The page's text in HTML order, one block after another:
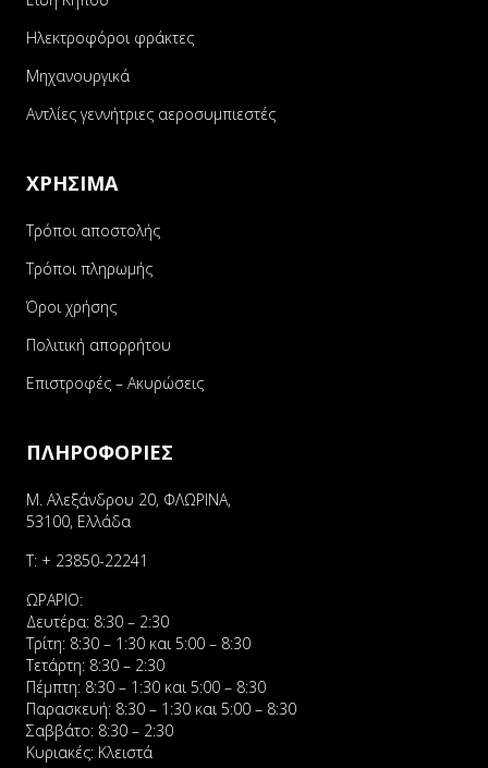
Ηλεκτροφόροι φράκτες
Μηχανουργικά
Αντλίες γεννήτριες αεροσυμπιεστές
ΧΡΗΣΙΜΑ
Τρόποι αποστολής
Τρόποι πληρωμής
Όροι χρήσης
Πολιτική απορρήτου
Επιστροφές – Ακυρώσεις
ΠΛΗΡΟΦΟΡΙΕΣ
Μ. Αλεξάνδρου 20, ΦΛΩΡΙΝΑ,
53100, Ελλάδα
Τ: + 23850-22241
ΩΡΑΡΙΟ:
Δευτέρα: 8:30 – 2:30
Τρίτη: 8:30 – 1:30 και 5:00 – 8:30
Τετάρτη: 8:30 – 2:30
Πέμπτη: 8:30 – 1:30 και 5:00 – 8:30
Παρασκευή: 8:30 – 1:30 και 5:00 – 8:30
Σαββάτο: 8:30 – 2:30
Κυριακές: Κλειστά